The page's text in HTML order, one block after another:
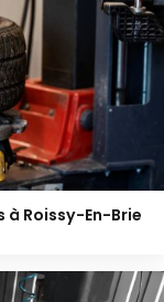
Roissy-En-Brie